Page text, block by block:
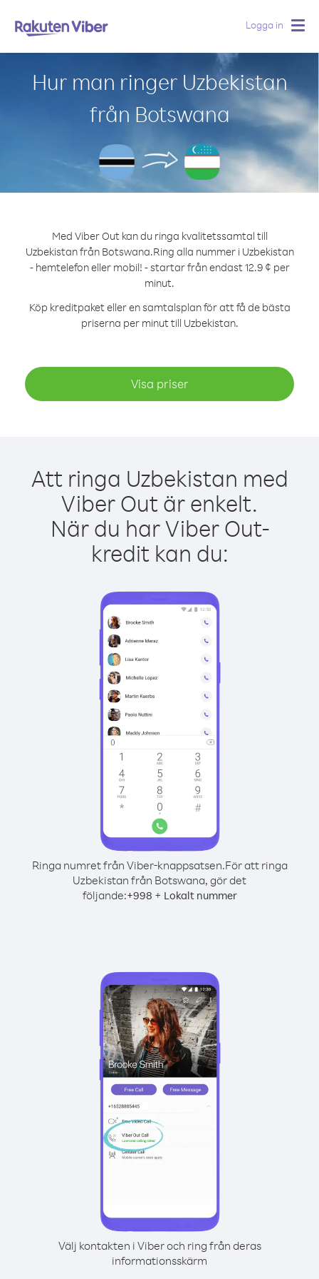
Logga in
Hur man ringer Uzbekistan
från Botswana
Med Viber Out kan du ringa kvalitetssamtal till
Uzbekistan från Botswana.Ring alla nummer i Uzbekistan
- hemtelefon eller mobil! - startar från endast 12.9 ¢ per
minut.
Köp kreditpaket eller en samtalsplan för att få de bästa
priserna per minut till Uzbekistan.
Visa priser
Att ringa Uzbekistan med
Viber Out är enkelt.
När du har Viber Out-
kredit kan du:
Ringa numret från Viber-knappsatsen.För att ringa
Uzbekistan från Botswana, gör det
följande:+998 + Lokalt nummer
Välj kontakten i Viber och ring från deras
informationsskärm